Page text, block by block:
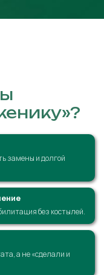
замены и долгой
без костылей.
а не «сделали и